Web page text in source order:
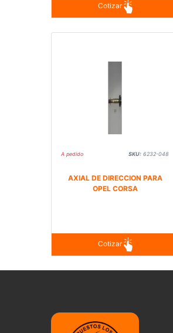
Cotizar
A pedido SKU: 6232-048
AXIAL DE DIRECCION PARA
OPEL CORSA
Cotizar